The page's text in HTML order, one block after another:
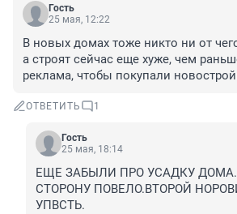
Гость
25 мая, 12:22
В новых домах тоже никто ни от
а строят сейчас еще хуже, чем
реклама, чтобы покупали
ОТВЕТИТЬ 1
Гость
25 мая, 18:14
ЕЩЕ ЗАБЫЛИ ПРО УСАДКУ
СТОРОНУ ПОВЕЛО.ВТОРОЙ
УПВСТЬ.